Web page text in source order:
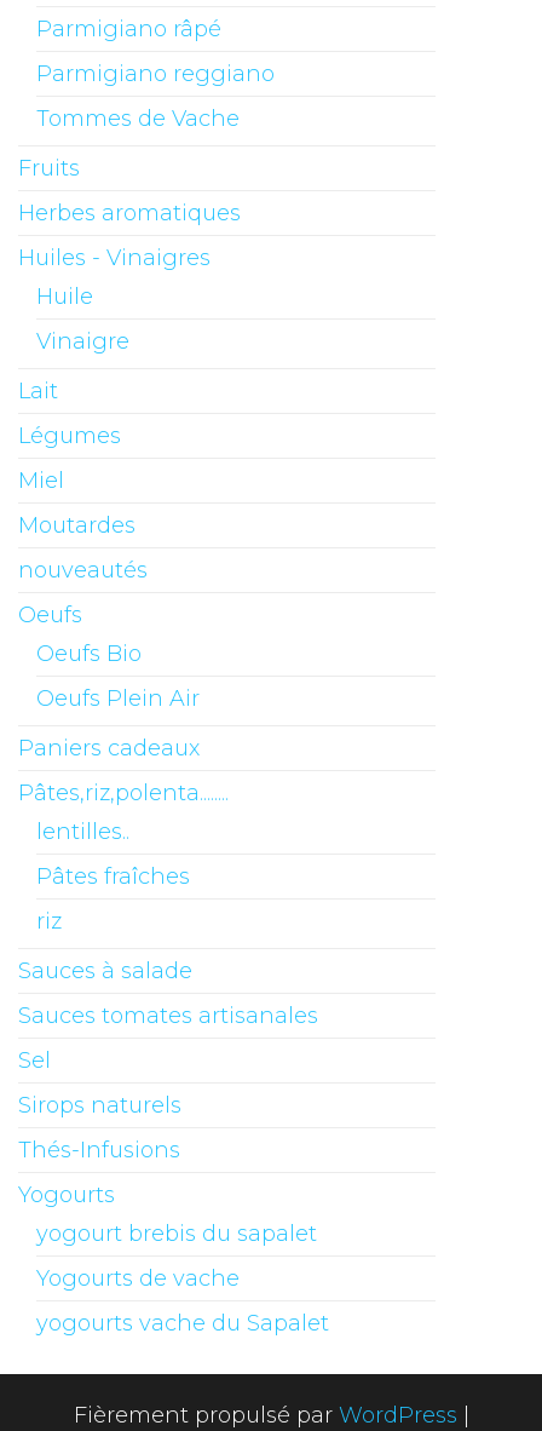
Parmigiano râpé
Parmigiano reggiano
Tommes de Vache
Fruits
Herbes aromatiques
Huiles - Vinaigres
Huile
Vinaigre
Lait
Légumes
Miel
Moutardes
nouveautés
Oeufs
Oeufs Bio
Oeufs Plein Air
Paniers cadeaux
Pâtes,riz,polenta........
lentilles..
Pâtes fraîches
riz
Sauces à salade
Sauces tomates artisanales
Sel
Sirops naturels
Thés-Infusions
Yogourts
yogourt brebis du sapalet
Yogourts de vache
yogourts vache du Sapalet
Fièrement propulsé par WordPress |